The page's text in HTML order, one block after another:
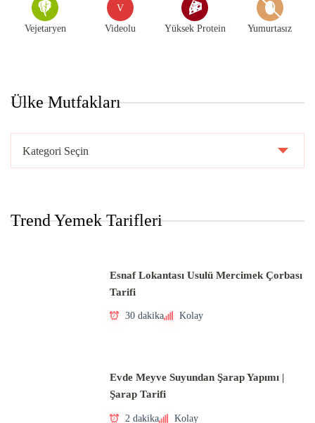
Vejetaryen
V
Videolu Yüksek Protein Yumurtasız
Ülke Mutfakları
Mutfakları
Trend Yemek Tarifleri
Esnaf Lokantası Usulü Mercimek Çorbası
Tarifi
30 dakika Kolay
Evde Meyve Suyundan Şarap Yapımı |
Şarap Tarifi
2 dakika Kolay